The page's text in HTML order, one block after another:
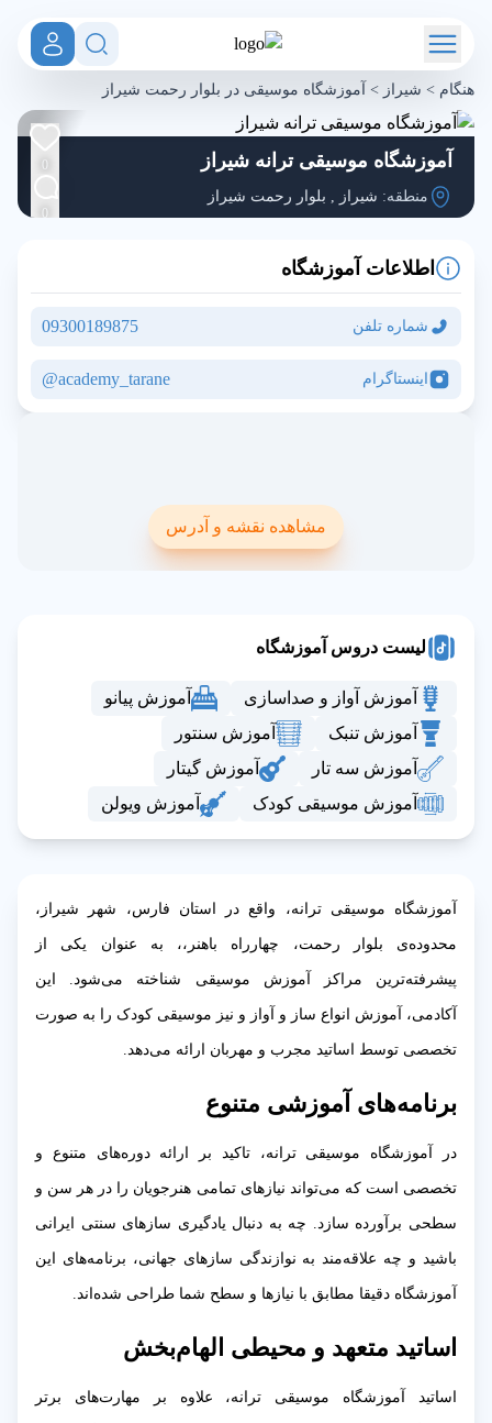
هنگام > شیراز > آموزشگاه موسیقی در بلوار رحمت شیراز
آموزشگاه موسیقی ترانه شیراز
منطقه: شیراز , بلوار رحمت شیراز
0
0
اطلاعات آموزشگاه
شماره تلفن 09300189875
اینستاگرام academy_tarane@
مشاهده نقشه و آدرس
لیست دروس آموزشگاه
آموزش آواز و صداسازی
آموزش پیانو
آموزش تنبک
آموزش سنتور
آموزش سه تار
آموزش گیتار
آموزش موسیقی کودک
آموزش ویولن
آموزشگاه موسیقی ترانه، واقع در استان فارس، شهر شیراز،
محدوده‌ی بلوار رحمت، چهارراه باهنر،، به عنوان یکی از
پیشرفته‌ترین مراکز آموزش موسیقی شناخته می‌شود. این
آکادمی، آموزش انواع ساز و آواز و نیز موسیقی کودک را به صورت
تخصصی توسط اساتید مجرب و مهربان ارائه می‌دهد.
برنامه‌های آموزشی متنوع
در آموزشگاه موسیقی ترانه، تاکید بر ارائه دوره‌های متنوع و
تخصصی است که می‌تواند نیازهای تمامی هنرجویان را در هر سن و
سطحی برآورده سازد. چه به دنبال یادگیری سازهای سنتی ایرانی
باشید و چه علاقه‌مند به نوازندگی سازهای جهانی، برنامه‌های این
آموزشگاه دقیقا مطابق با نیازها و سطح شما طراحی شده‌اند.
اساتید متعهد و محیطی الهام‌بخش
اساتید آموزشگاه موسیقی ترانه، علاوه بر مهارت‌های برتر